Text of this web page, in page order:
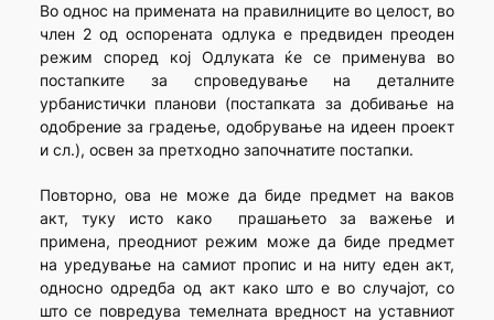
Во однос на примената на правилниците во целост, во
член 2 од оспорената одлука е предвиден преоден
режим според кој Одлуката ќе се применува во
постапките за спроведување на деталните
урбанистички планови (постапката за добивање на
одобрение за градење, одобрување на идеен проект
и сл.), освен за претходно започнатите постапки.
Повторно, ова не може да биде предмет на ваков
акт, туку исто како прашањето за важење и
примена, преодниот режим може да биде предмет
на уредување на самиот пропис и на ниту еден акт,
односно одредба од акт како што е во случајот, со
што се повредува темелната вредност на уставниот